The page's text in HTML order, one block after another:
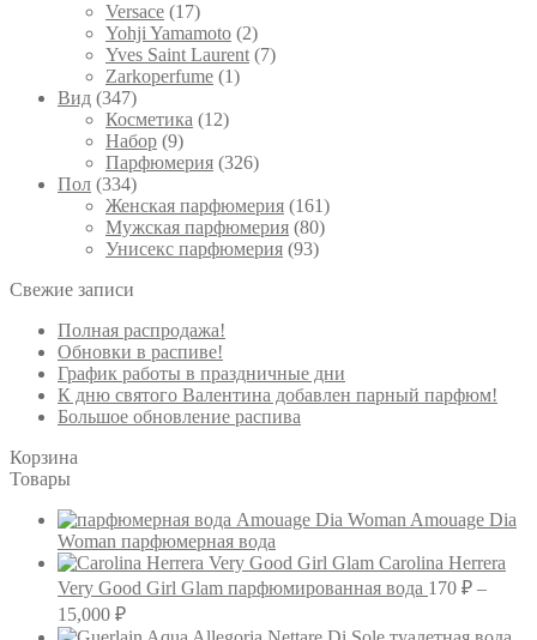
Versace (17)
Yohji Yamamoto (2)
Yves Saint Laurent (7)
Zarkoperfume (1)
Вид (347)
Косметика (12)
Набор (9)
Парфюмерия (326)
Пол (334)
Женская парфюмерия (161)
Мужская парфюмерия (80)
Унисекс парфюмерия (93)
Свежие записи
Полная распродажа!
Обновки в распиве!
График работы в праздничные дни
К дню святого Валентина добавлен парный парфюм!
Большое обновление распива
Корзина
Товары
Amouage Dia
Woman парфюмерная вода
Carolina Herrera
Very Good Girl Glam парфюмированная вода 170 ₽ –
15,000 ₽Диапазон
цен: